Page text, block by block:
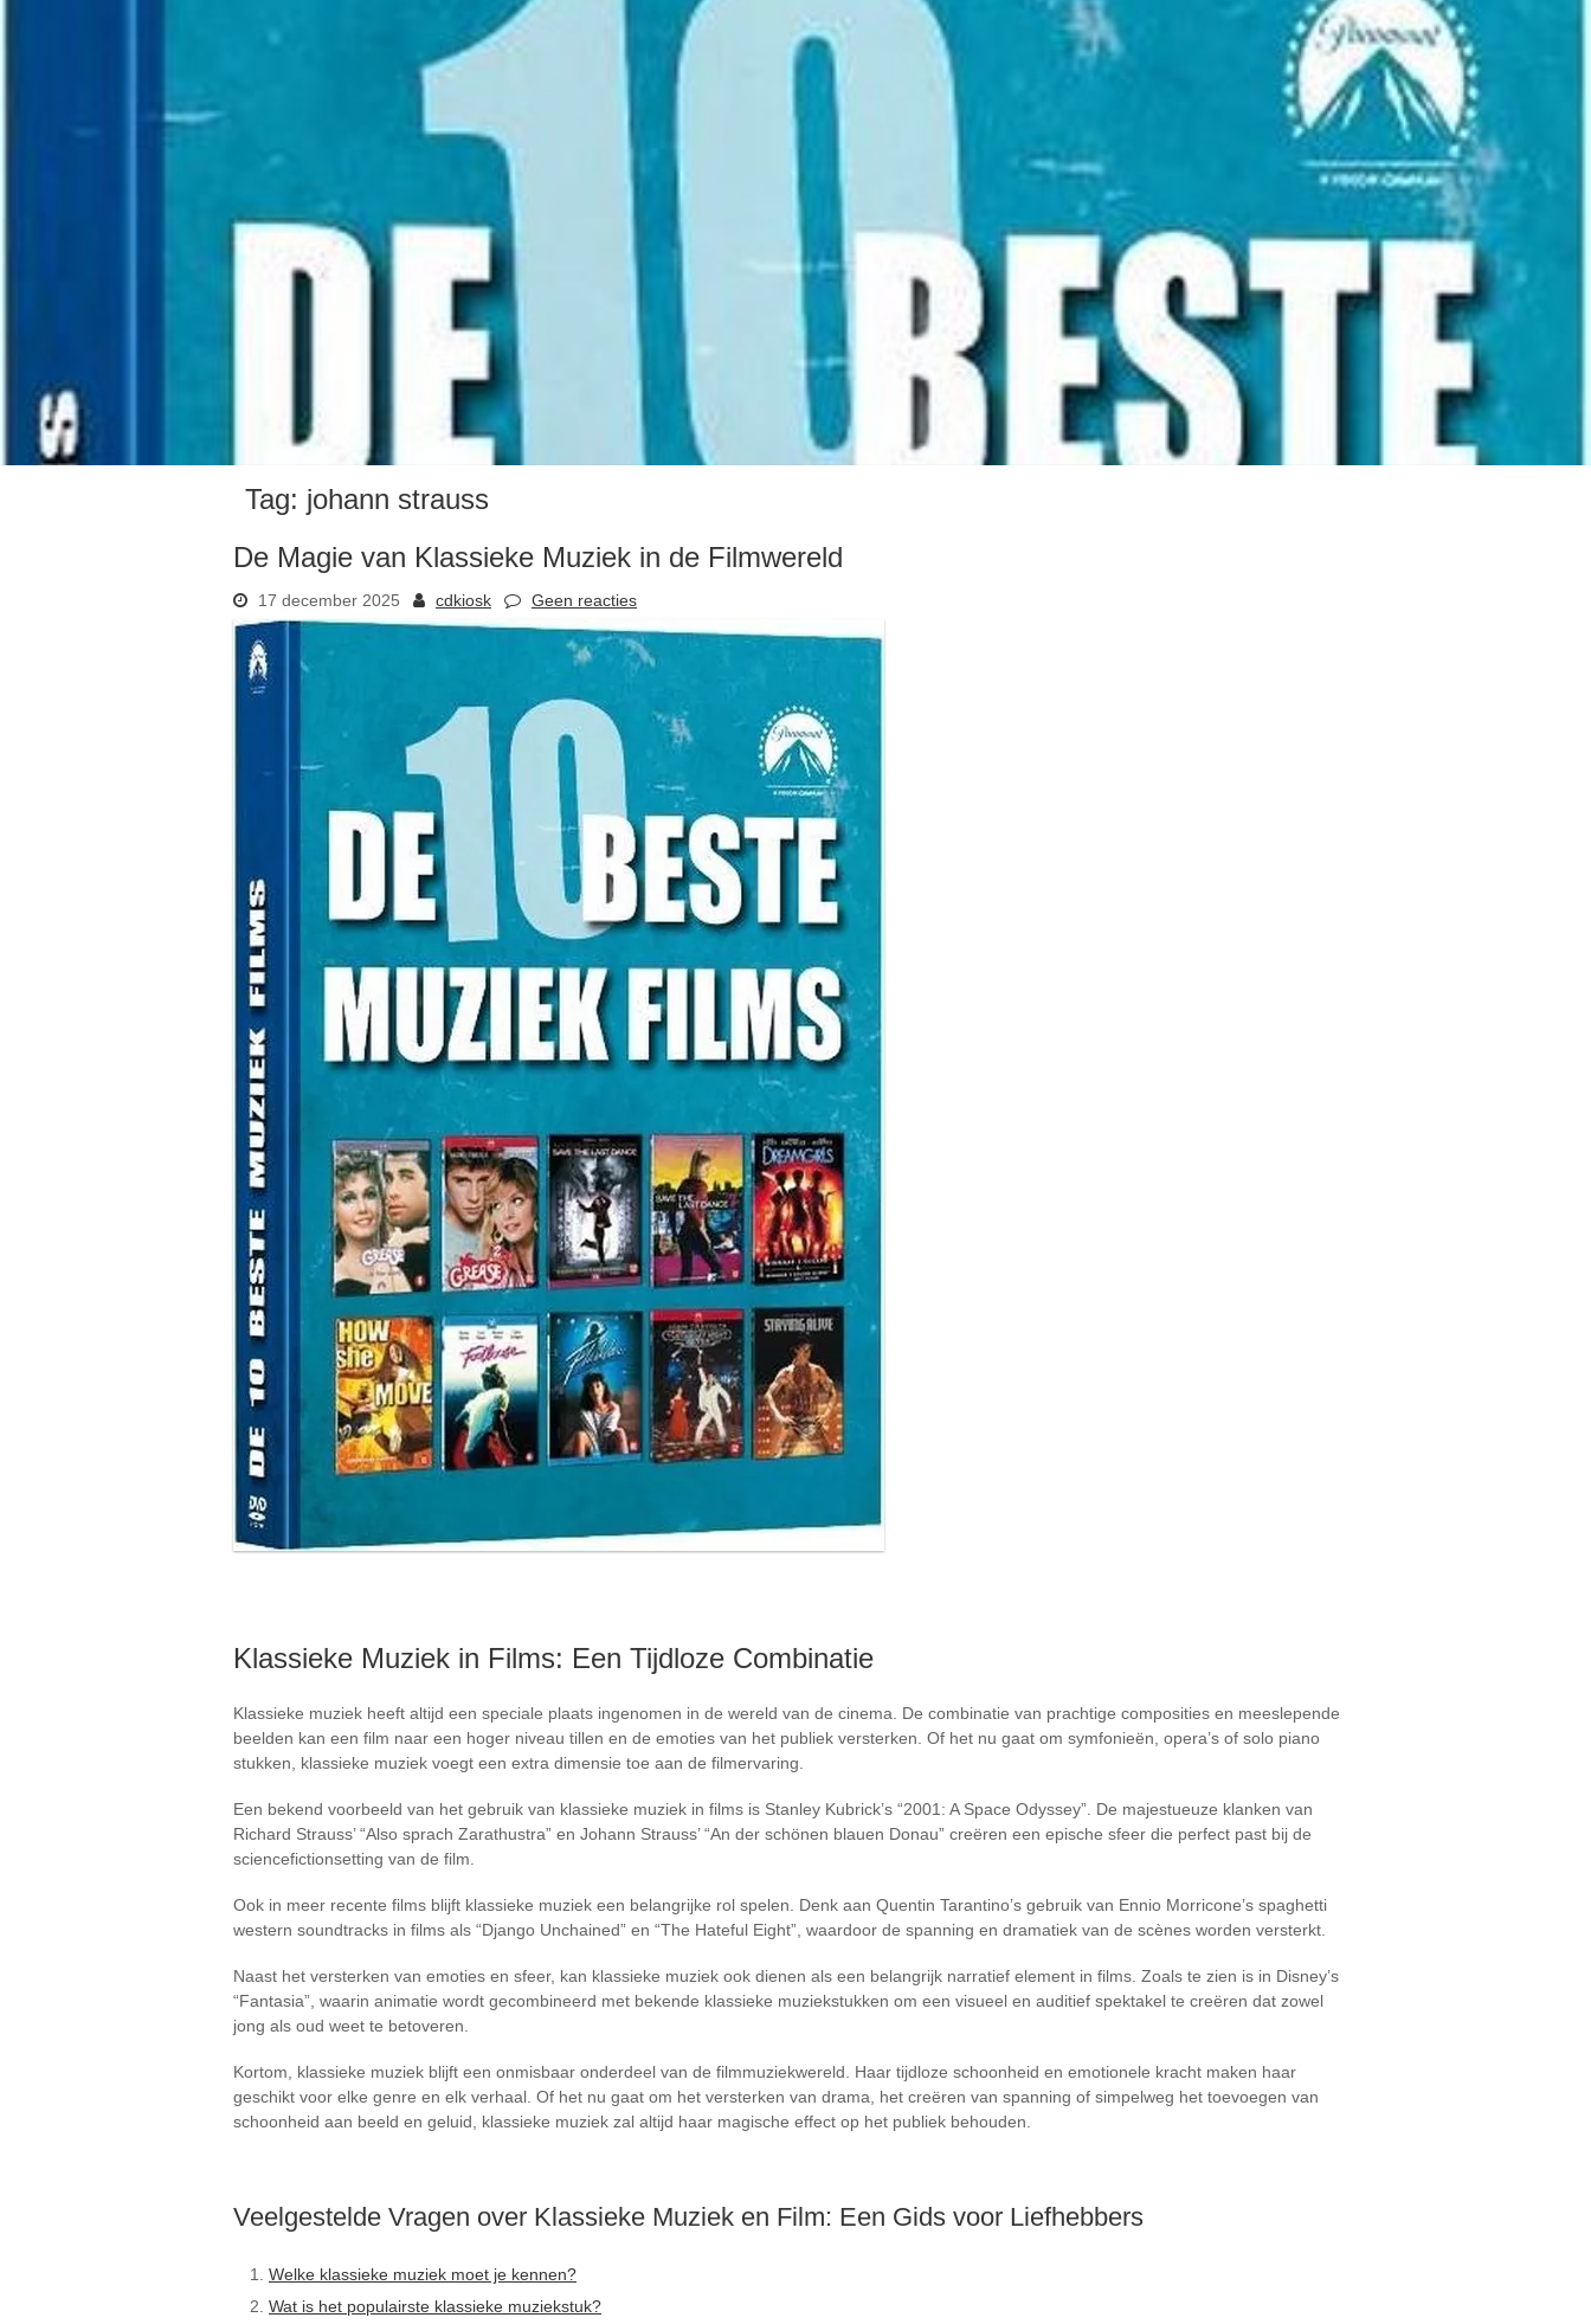
Tag: johann strauss
De Magie van Klassieke Muziek in de Filmwereld
17 december 2025 cdkiosk Geen reacties
Klassieke Muziek in Films: Een Tijdloze Combinatie
Klassieke muziek heeft altijd een speciale plaats ingenomen in de wereld van de cinema. De combinatie van prachtige composities en meeslepende
beelden kan een film naar een hoger niveau tillen en de emoties van het publiek versterken. Of het nu gaat om symfonieën, opera’s of solo piano
stukken, klassieke muziek voegt een extra dimensie toe aan de filmervaring.
Een bekend voorbeeld van het gebruik van klassieke muziek in films is Stanley Kubrick’s “2001: A Space Odyssey”. De majestueuze klanken van
Richard Strauss’ “Also sprach Zarathustra” en Johann Strauss’ “An der schönen blauen Donau” creëren een epische sfeer die perfect past bij de
sciencefictionsetting van de film.
Ook in meer recente films blijft klassieke muziek een belangrijke rol spelen. Denk aan Quentin Tarantino’s gebruik van Ennio Morricone’s spaghetti
western soundtracks in films als “Django Unchained” en “The Hateful Eight”, waardoor de spanning en dramatiek van de scènes worden versterkt.
Naast het versterken van emoties en sfeer, kan klassieke muziek ook dienen als een belangrijk narratief element in films. Zoals te zien is in Disney’s
“Fantasia”, waarin animatie wordt gecombineerd met bekende klassieke muziekstukken om een visueel en auditief spektakel te creëren dat zowel
jong als oud weet te betoveren.
Kortom, klassieke muziek blijft een onmisbaar onderdeel van de filmmuziekwereld. Haar tijdloze schoonheid en emotionele kracht maken haar
geschikt voor elke genre en elk verhaal. Of het nu gaat om het versterken van drama, het creëren van spanning of simpelweg het toevoegen van
schoonheid aan beeld en geluid, klassieke muziek zal altijd haar magische effect op het publiek behouden.
Veelgestelde Vragen over Klassieke Muziek en Film: Een Gids voor Liefhebbers
Welke klassieke muziek moet je kennen?
Wat is het populairste klassieke muziekstuk?